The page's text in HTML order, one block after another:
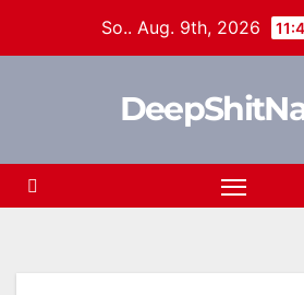
So.. Aug. 9th, 2026